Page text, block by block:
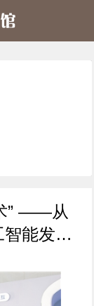
” ——从
能发展